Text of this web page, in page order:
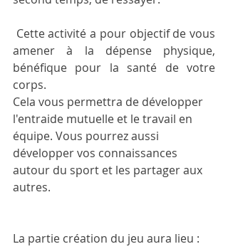
amener à la dépense physique,
bénéfique pour la santé de votre
corps.
Cela vous permettra de développer
l'entraide mutuelle et le travail en
équipe. Vous pourrez aussi
développer vos connaissances
autour du sport et les partager aux
autres.
La partie création du jeu aura lieu :